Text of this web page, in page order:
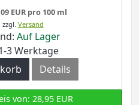
EUR pro 100 ml
zzgl. Versand
Auf Lager
3 Werktage
Details
von: 28,95 EUR